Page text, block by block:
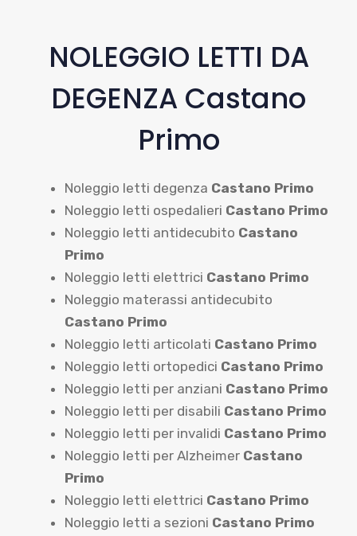
NOLEGGIO LETTI DA
DEGENZA Castano
Primo
Noleggio letti degenza Castano Primo
Noleggio letti ospedalieri Castano Primo
Noleggio letti antidecubito Castano
Primo
Noleggio letti elettrici Castano Primo
Noleggio materassi antidecubito
Castano Primo
Noleggio letti articolati Castano Primo
Noleggio letti ortopedici Castano Primo
Noleggio letti per anziani Castano Primo
Noleggio letti per disabili Castano Primo
Noleggio letti per invalidi Castano Primo
Noleggio letti per Alzheimer Castano
Primo
Noleggio letti elettrici Castano Primo
Noleggio letti a sezioni Castano Primo